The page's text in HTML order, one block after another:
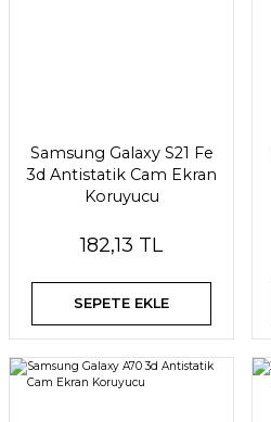
Samsung Galaxy S21 Fe
3d Antistatik Cam Ekran
Koruyucu
182,13 TL
SEPETE EKLE